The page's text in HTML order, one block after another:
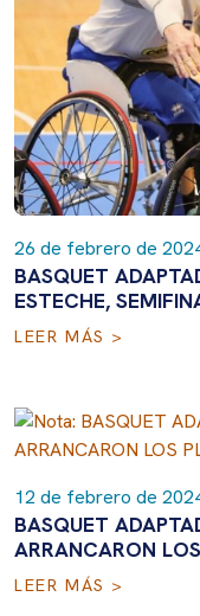
26 de febrero de
BASQUET
ESTECHE,
LEER MÁS >
12 de febrero de
BASQUET
ARRANCARON
LEER MÁS >